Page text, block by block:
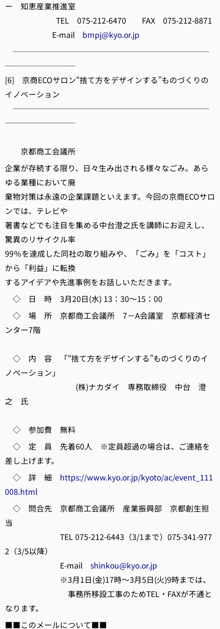
ー 知恵産業推進室
TEL 075-212-6470 FAX 075-212-8871
E-mail bmpj@kyo.or.jp
─────────────────────────
─────────
[6] 京商ECOサロン“捨て方をデザインする”ものづくりの
イノベーション
─────────────────────────
─────────
京都商工会議所
企業が存続する限り、日々生み出される様々なごみ。あら
ゆる業種において廃
棄物対策は永遠の企業課題といえます。今回の京商ECOサロ
ンでは、テレビや
著書などでも注目を集める中台澄之氏を講師にお迎えし、
驚異のリサイクル率
99％を達成した同社の取り組みや、「ごみ」を「コスト」
から「利益」に転換
するアイデアや先進事例をお話しいただきます。
◇ 日 時 3月20日(水) 13：30～15：00
◇ 場 所 京都商工会議所 7－A会議室 京都経済セ
ンター7階
◇ 内 容 「“捨て方をデザインする”ものづくりのイ
ノベーション」
(株)ナカダイ 専務取締役 中台 澄
之 氏
◇ 参加費 無料
◇ 定 員 先着60人 ※定員超過の場合は、ご連絡を
差し上げます。
◇ 詳 細 https://www.kyo.or.jp/kyoto/ac/event_111
008.html
◇ 問合先 京都商工会議所 産業振興部 京都創生担
当
TEL 075-212-6443（3/1まで）075-341-977
2（3/5以降）
E-mail shinkou@kyo.or.jp
※3月1日(金)17時～3月5日(火)9時までは、
事務所移設工事のためTEL・FAXが不通と
なります。
■■このメールについて■■